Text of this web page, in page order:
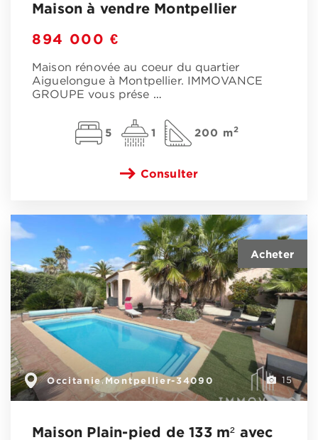
Maison à vendre Montpellier
894 000 €
Maison rénovée au coeur du quartier
Aiguelongue à Montpellier. IMMOVANCE
GROUPE vous prése …
5 1 200 m2
Consulter
15
Occitanie,Montpellier-34090
Maison Plain-pied de 133 m² avec